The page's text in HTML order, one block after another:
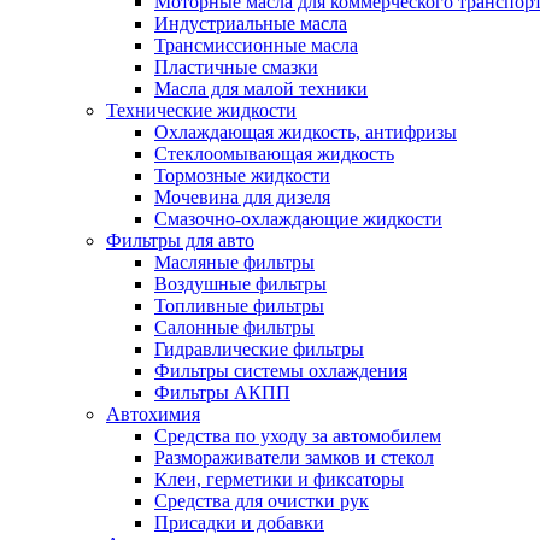
Индустриальные масла
Трансмиссионные масла
Пластичные смазки
Масла для малой техники
Технические жидкости
Охлаждающая жидкость, антифризы
Стеклоомывающая жидкость
Тормозные жидкости
Мочевина для дизеля
Смазочно-охлаждающие жидкости
Фильтры для авто
Масляные фильтры
Воздушные фильтры
Топливные фильтры
Салонные фильтры
Гидравлические фильтры
Фильтры системы охлаждения
Фильтры АКПП
Автохимия
Средства по уходу за автомобилем
Размораживатели замков и стекол
Клеи, герметики и фиксаторы
Средства для очистки рук
Присадки и добавки